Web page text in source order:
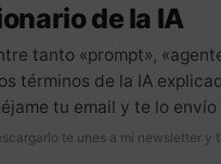
de la IA
tanto «prompt»,
términos de la IA
tu email y te lo envío
te unes a mi newsletter y